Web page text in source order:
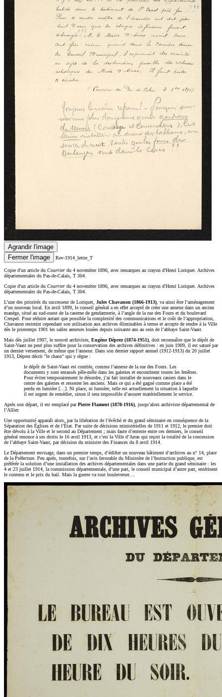
Agrandir l'image
Fermer l'image
Rev-1914_lettre_T
Copie d'un article du Courrier du 4 novembre 1896, avec remarques au crayon d'Henri Loriquet. Archives
départementales du Pas-de-Calais, T 304.
Copie d'un article du Courrier du 4 novembre 1896, avec remarques au crayon d'Henri Loriquet. Archives
départementales du Pas-de-Calais, T 304.
L’une des priorités du successeur de Loriquet, Jules Chavanon (1866-1913) , va ainsi être l’aménagement
d’un nouveau local. En avril 1899, le conseil général a en effet accepté de créer une annexe dans un ancien
manège, situé au sud-ouest de la caserne de gendarmerie, à l’angle de la rue des Fours et du boulevard
Crespel. Pour réduire autant que possible la complexité des communications et le coût de l’appropriation,
Chavanon restreint cependant son utilisation aux archives éliminables à terme et accepte de rendre à la Ville
dès le printemps 1901 les salles annexes louées depuis soixante ans au sein de l’abbaye Saint-Vaast.
Mais dès juillet 1907, le nouvel archiviste, Eugène Déprez (1874-1951) , doit reconnaître que le dépôt de
Saint-Vaast ne peut plus suffire pour la conservation des archives définitives : en juin 1909, il est saturé par
un dernier versement, de même que l’annexe. Dans son dernier rapport annuel (1912-1913) du 20 juillet
1913, Déprez décrit "le chaos" qui y règne :
le dépôt de Saint-Vaast est comble, comme l’annexe de la rue des Fours. Les
documents y sont entassés pêle-mêle dans les galeries et encombrent toutes les fenêtres.
Pour éviter temporairement le désordre, j’ai fait installer de nouveaux casiers dans le
centre des galeries et resserrer les anciens. Mais ce qui a été gagné comme place a été
perdu en lumière […]. Ni place, ni lumière, telle est actuellement la situation à laquelle
il est urgent de remédier, sinon il sera impossible d’assurer matériellement le service.
Après son départ, il est remplacé parPierre Flament (1878-1916) , jusqu’alors archiviste départemental de
l’Allier.
Une opportunité apparaît alors, par la libération de l’évêché et du grand séminaire en conséquence de la
Séparation des Églises et de l’État. Par suite de décisions ministérielles de 1911 et 1912, le premier doit
être dévolu à la Ville et le second au Département ; mais faute d’entente entre ces derniers, le conseil
général renonce à ses droits le 16 avril 1913, et c’est la Ville d’Arras qui reçoit la totalité de la concession
de l’abbaye Saint-Vaast, par décision du ministre des Finances du 8 avril 1914.
Le Département envisage, dans un premier temps, d’édifier un nouveau bâtiment d’archives au n° 14, place
de la Préfecture. Peu après, toutefois, sur l’avis favorable du Ministère de l’Instruction publique, est
préférée la solution d’une installation des archives départementales dans une partie du grand séminaire : les
4 et 23 juillet 1914, la commission départementale, d’une part, le conseil municipal d’autre part, entérinent
le contenu et le prix du bail. Mais la guerre va tout bouleverser…